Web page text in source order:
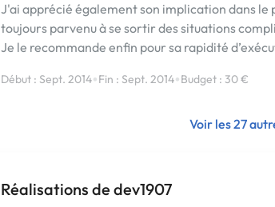
J'ai apprécié également son implication dans
toujours parvenu à se sortir des situations
Je le recommande enfin pour sa rapidité
Début : Sept. 2014•Fin : Sept. 2014•Budget : 30 €
Voir les 27
Réalisations de dev1907